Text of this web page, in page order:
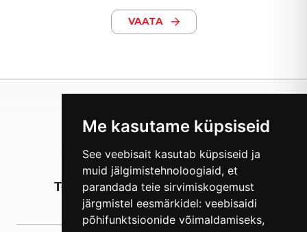
Me kasutame küpsiseid
See veebisait kasutab küpsiseid ja
muid jälgimistehnoloogiaid, et
parandada teie sirvimiskogemust
järgmistel eesmärkidel: veebisaidi
põhifunktsioonide võimaldamiseks,
VAATA
Tooted Meist Eksport